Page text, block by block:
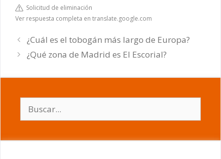
Solicitud de eliminación
Ver respuesta completa en translate.google.com
¿Cuál es el tobogán más largo de Europa?
¿Qué zona de Madrid es El Escorial?